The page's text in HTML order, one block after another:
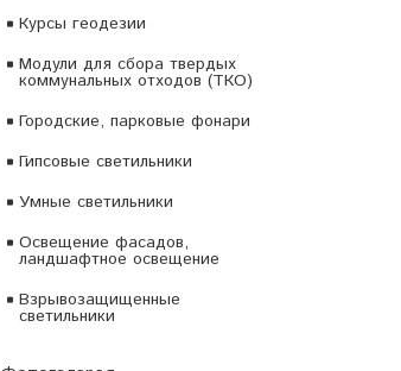
Курсы геодезии
Модули для сбора твердых
коммунальных отходов (ТКО)
Городские, парковые фонари
Гипсовые светильники
Умные светильники
Освещение фасадов,
ландшафтное освещение
Взрывозащищенные
светильники